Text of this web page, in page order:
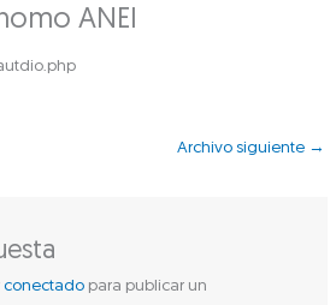
ANEI
Archivo siguiente →
conectadopara publicar un